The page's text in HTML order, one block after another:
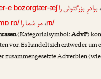
،برادرِ بزرگترش را e bozorgtær-æʃ
rɒ/،مر شما را rɒ/
(Kategorialsymbol:AdvP)
vor. Es handelt sich entweder
zusammengesetzte Adverbien